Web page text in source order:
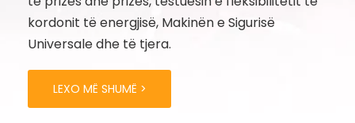
kordonit të energjisë, Makinën e Sigurisë
Universale dhe të tjera.
LEXO MË SHUMË >